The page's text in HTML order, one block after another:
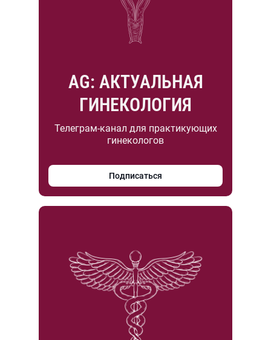
AG: АКТУАЛЬНАЯ
ГИНЕКОЛОГИЯ
Телеграм-канал для практикующих
гинекологов
Подписаться